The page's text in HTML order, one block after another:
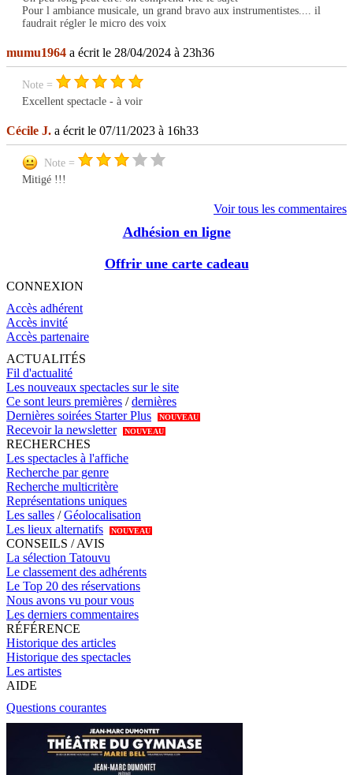
Pour l ambiance musicale, un grand bravo aux instrumentistes.... il
faudrait régler le micro des voix
mumu1964 a écrit le 28/04/2024 à 23h36
Note =
Excellent spectacle - à voir
Cécile J. a écrit le 07/11/2023 à 16h33
Note =
Mitigé !!!
Voir tous les commentaires
Adhésion en ligne
Offrir une carte cadeau
CONNEXION
Accès adhérent
Accès invité
Accès partenaire
ACTUALITÉS
Fil d'actualité
Les nouveaux spectacles sur le site
Ce sont leurs premières /dernières
Dernières soirées Starter Plus
NOUVEAU
Recevoir la newsletter NOUVEAU
RECHERCHES
Les spectacles à l'affiche
Recherche par genre
Recherche multicritère
Représentations uniques
Les salles /Géolocalisation
Les lieux alternatifs
NOUVEAU
CONSEILS / AVIS
La sélection Tatouvu
Le classement des adhérents
Le Top 20 des réservations
Nous avons vu pour vous
Les derniers commentaires
RÉFÉRENCE
Historique des articles
Historique des spectacles
Les artistes
AIDE
Questions courantes